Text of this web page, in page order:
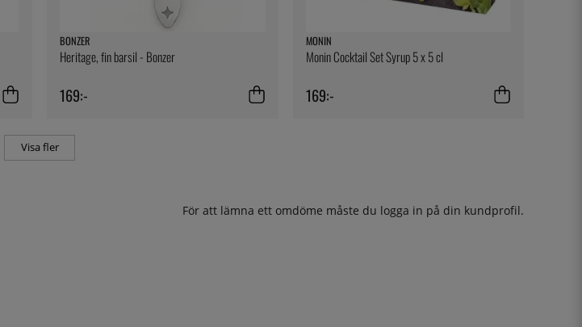
BONZER
Heritage, fin barsil - Bonzer
169:-
MONIN
Monin Cocktail Set Syrup 5 x 5 cl
169:-
Visa fler
För att lämna ett omdöme måste du logga in på din kundprofil.